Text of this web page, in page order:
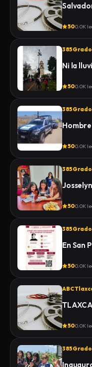
500.0K
385
Ni la
500.0K
385
500.0K
385
500.0K
385
En San
500.0K
ABC
500.0K
385